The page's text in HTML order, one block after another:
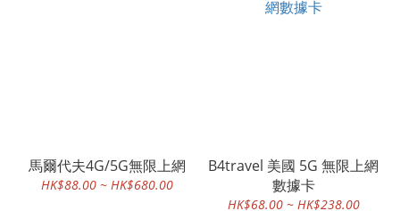
馬爾代夫4G/5G無限上網
HK$88.00 ~ HK$680.00
B4travel 美國 5G 無限上網
數據卡
HK$68.00 ~ HK$238.00